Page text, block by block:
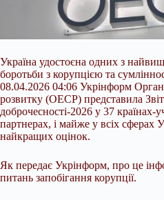
Україна удостоєна одних з
боротьби з корупцією та
08.04.2026 04:06 Укрінформ
розвитку (ОЕСР) представила Звіт
доброчесності-2026 у 37 країнах-
партнерах, і майже у всіх сферах
найкращих оцінок.
Як передає Укрінформ, про це
питань запобігання корупції.